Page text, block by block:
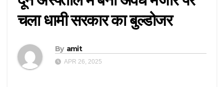
चला धामी सरकार का बुल्डोजर
By amit
APR 26, 2025